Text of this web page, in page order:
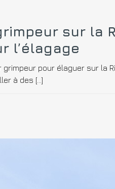
sur la
l’élagage
grimpeur pour élaguer sur la
à des […]